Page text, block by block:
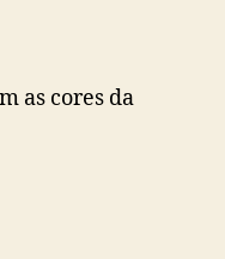
as cores da